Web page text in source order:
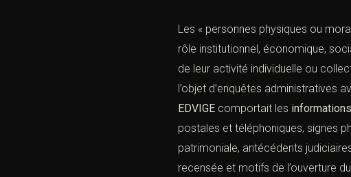
Les « personnes physiques ou
rôle institutionnel, économique,
de leur activité individuelle ou
l’objet d’enquêtes
EDVIGE comportait les
postales et téléphoniques, signes
patrimoniale, antécédents
recensée et motifs de l’ouverture